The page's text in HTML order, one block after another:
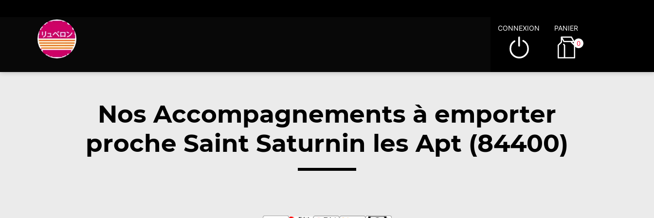
CONNEXION PANIER
0
Nos Accompagnements à emporter
proche Saint Saturnin les Apt (84400)